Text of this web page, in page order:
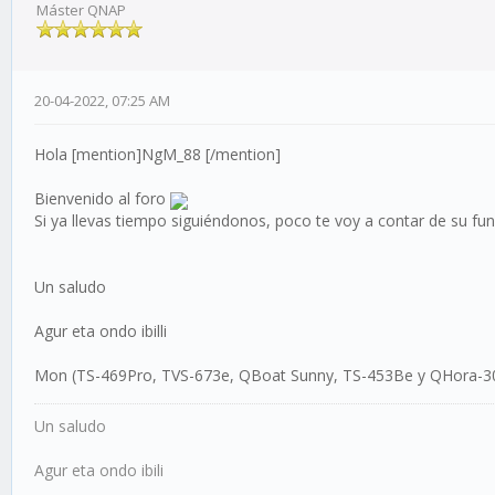
Máster QNAP
20-04-2022, 07:25 AM
Hola [mention]NgM_88 [/mention]
Bienvenido al foro
Si ya llevas tiempo siguiéndonos, poco te voy a contar de su
Un saludo
Agur eta ondo ibilli
Mon (TS-469Pro, TVS-673e, QBoat Sunny, TS-453Be y QHora-
Un saludo
Agur eta ondo ibili